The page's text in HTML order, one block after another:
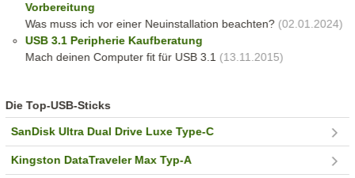
Vorbereitung
Was muss ich vor einer Neuinstallation beachten?(02.01.2024)
USB 3.1 Peripherie Kaufberatung
Mach deinen Computer fit für USB 3.1 (13.11.2015)
Die Top-USB-Sticks
SanDisk Ultra Dual Drive Luxe Type-C
Kingston DataTraveler Max Typ-A